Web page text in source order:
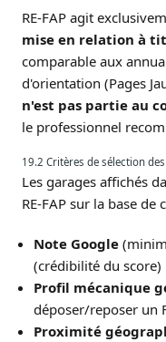
RE-FAP agit
mise en relation à
comparable aux
d'orientation (Pages
n'est pas partie au
le professionnel
19.2 Critères de sélection
Les garages affichés
RE-FAP sur la base
Note Google
(crédibilité du score)
Profil mécanique
déposer/reposer un
Proximité